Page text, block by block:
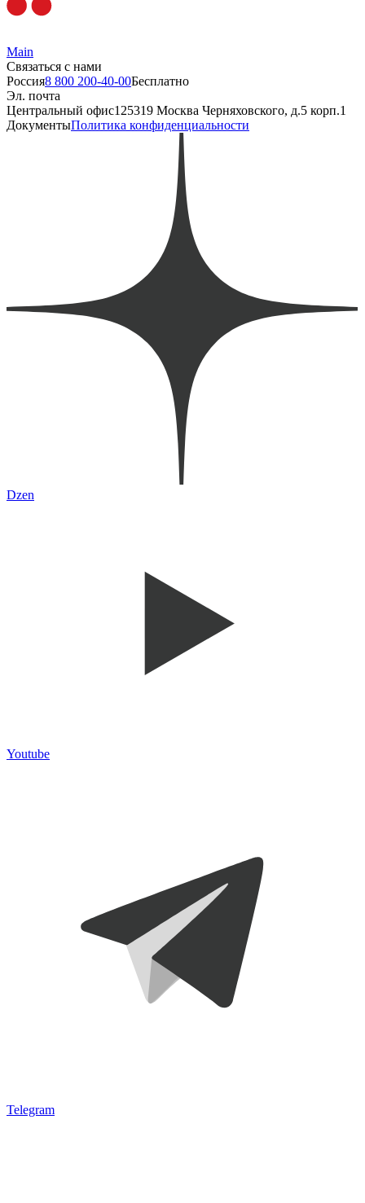
Main
Связаться с нами
Россия8 800 200-40-00Бесплатно
Эл. почта
Центральный офис125319 Москва Черняховского, д.5 корп.1
ДокументыПолитика конфиденциальности
Dzen
Youtube
Telegram